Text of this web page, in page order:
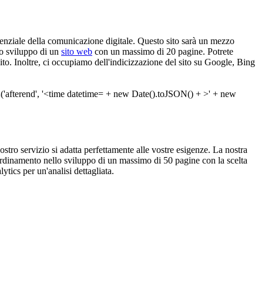
della comunicazione digitale. Questo sito sarà un mezzo
sviluppo di un sito web con un massimo di 20 pagine. Potrete
Inoltre, ci occupiamo dell'indicizzazione del sito su Google, Bing
servizio si adatta perfettamente alle vostre esigenze. La nostra
nello sviluppo di un massimo di 50 pagine con la scelta
per un'analisi dettagliata.